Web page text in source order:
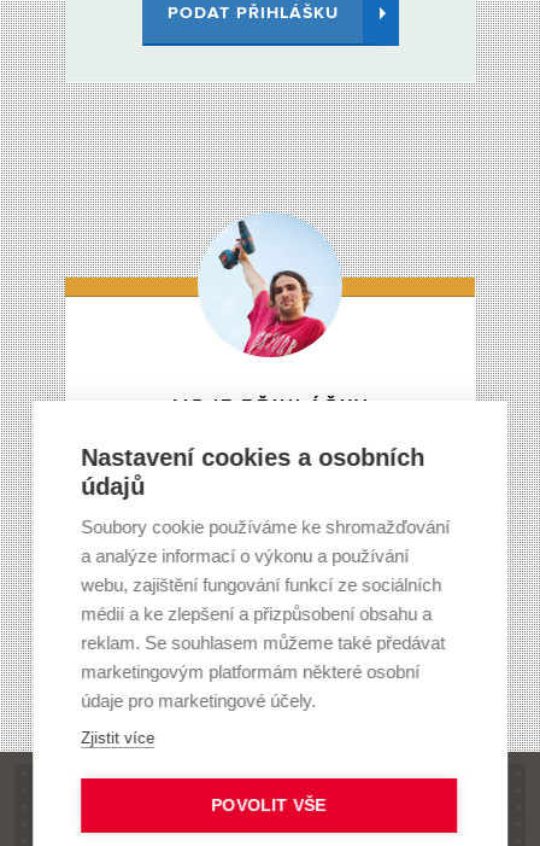
PODAT PŘIHLÁŠKU
MOJE PŘIHLÁŠKY
Přehled mých přihlášek, plateb
ZOBRAZIT PŘIHLÁŠKY
Nastavení cookies a osobních
údajů
Soubory cookie používáme ke shromažďování
a analýze informací o výkonu a používání
webu, zajištění fungování funkcí ze sociálních
médií a ke zlepšení a přizpůsobení obsahu a
reklam. Se souhlasem můžeme také předávat
marketingovým platformám některé osobní
údaje pro marketingové účely.
Zjistit více
POVOLIT VŠE